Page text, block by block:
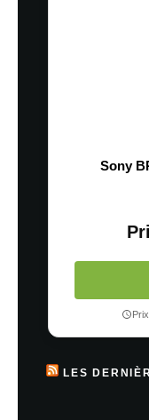
Sony
LES